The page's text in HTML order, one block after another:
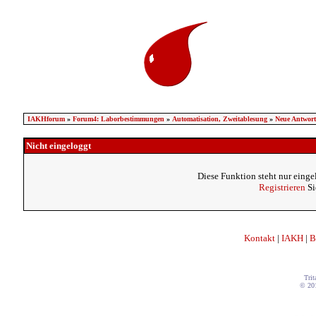
IAKHforum» Forum4: Laborbestimmungen » Automatisation, Zweitablesung» Neue
Nicht eingeloggt
Diese Funktion steht nur
Registrieren
Kontakt | IAKH |
©